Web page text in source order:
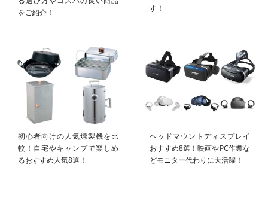
をご紹介！
す！
初心者向けの人気燻製機を比
較！自宅やキャンプで楽しめ
るおすすめ人気8選！
ヘッドマウントディスプレイ
おすすめ8選！映画やPC作業な
どモニター代わりに大活躍！